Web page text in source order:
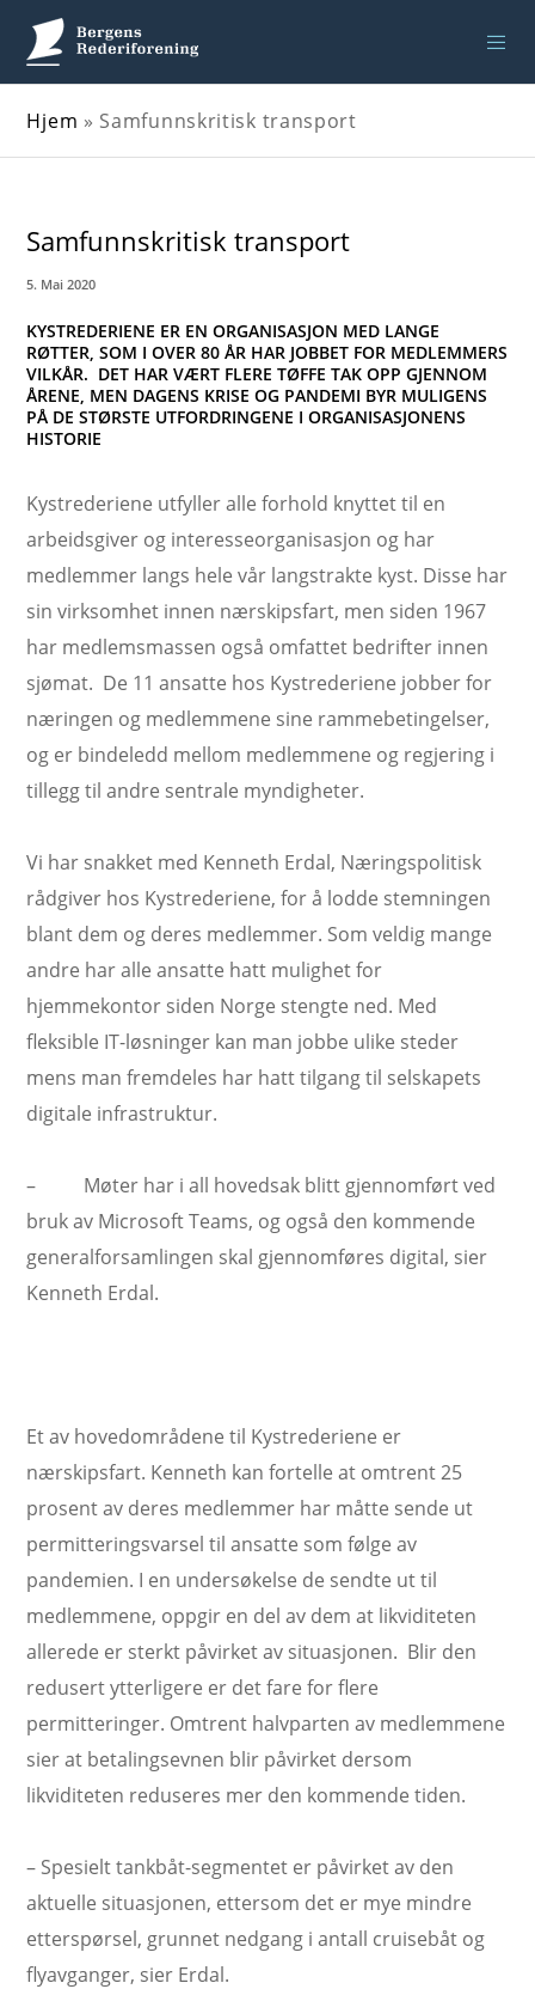
Hjem » Samfunnskritisk transport
Samfunnskritisk transport
5. Mai 2020
KYSTREDERIENE ER EN ORGANISASJON MED LANGE
RØTTER, SOM I OVER 80 ÅR HAR JOBBET FOR MEDLEMMERS
VILKÅR. DET HAR VÆRT FLERE TØFFE TAK OPP GJENNOM
ÅRENE, MEN DAGENS KRISE OG PANDEMI BYR MULIGENS
PÅ DE STØRSTE UTFORDRINGENE I ORGANISASJONENS
HISTORIE
Kystrederiene utfyller alle forhold knyttet til en
arbeidsgiver og interesseorganisasjon og har
medlemmer langs hele vår langstrakte kyst. Disse har
sin virksomhet innen nærskipsfart, men siden 1967
har medlemsmassen også omfattet bedrifter innen
sjømat. De 11 ansatte hos Kystrederiene jobber for
næringen og medlemmene sine rammebetingelser,
og er bindeledd mellom medlemmene og regjering i
tillegg til andre sentrale myndigheter.
Vi har snakket med Kenneth Erdal, Næringspolitisk
rådgiver hos Kystrederiene, for å lodde stemningen
blant dem og deres medlemmer. Som veldig mange
andre har alle ansatte hatt mulighet for
hjemmekontor siden Norge stengte ned. Med
fleksible IT-løsninger kan man jobbe ulike steder
mens man fremdeles har hatt tilgang til selskapets
digitale infrastruktur.
– Møter har i all hovedsak blitt gjennomført ved
bruk av Microsoft Teams, og også den kommende
generalforsamlingen skal gjennomføres digital, sier
Kenneth Erdal.
Et av hovedområdene til Kystrederiene er
nærskipsfart. Kenneth kan fortelle at omtrent 25
prosent av deres medlemmer har måtte sende ut
permitteringsvarsel til ansatte som følge av
pandemien. I en undersøkelse de sendte ut til
medlemmene, oppgir en del av dem at likviditeten
allerede er sterkt påvirket av situasjonen. Blir den
redusert ytterligere er det fare for flere
permitteringer. Omtrent halvparten av medlemmene
sier at betalingsevnen blir påvirket dersom
likviditeten reduseres mer den kommende tiden.
– Spesielt tankbåt-segmentet er påvirket av den
aktuelle situasjonen, ettersom det er mye mindre
etterspørsel, grunnet nedgang i antall cruisebåt og
flyavganger, sier Erdal.